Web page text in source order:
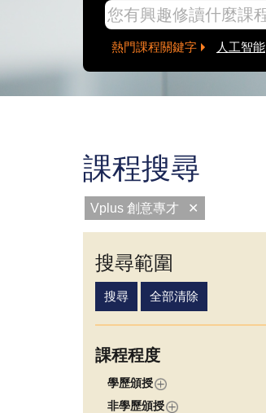
熱門課程關鍵字 人工智能
課程搜尋
Vplus 創意專才 ✕
搜尋範圍
課程程度
學歷頒授
非學歷頒授